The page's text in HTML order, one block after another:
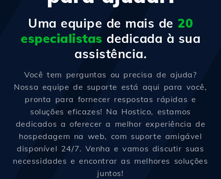
Uma equipe de mais de 20
especialistas dedicada à sua
assistência.
Você tem perguntas ou precisa de ajuda?
Nossa equipe de suporte está aqui para você,
pronta para fornecer respostas rápidas e
soluções eficazes! Na Hostico, estamos
dedicados a oferecer a melhor experiência de
hospedagem na web, com suporte amigável
disponível 24/7. Venha e vamos discutir suas
necessidades e encontrar as melhores soluções
juntos!